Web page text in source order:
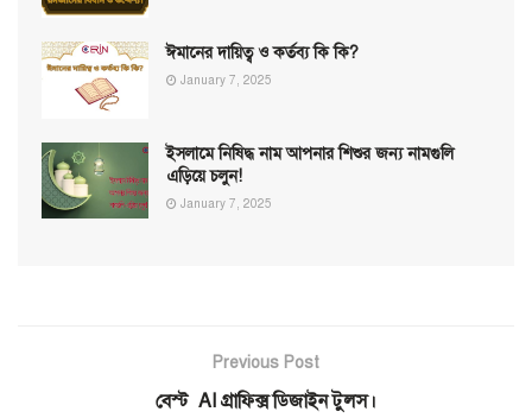
ঈমানের দায়িত্ব ও কর্তব্য কি কি?
January 7, 2025
ইসলামে নিষিদ্ধ নাম আপনার শিশুর জন্য নামগুলি
এড়িয়ে চলুন!
January 7, 2025
Previous Post
বেস্ট AI গ্রাফিক্স ডিজাইন টুলস।